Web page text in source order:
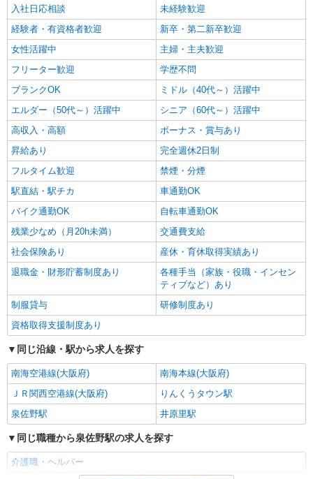
時給1550円〜2187円 ＜日払い有/週払い有/交
通費全支給(ガソリン代含む)＞
泉佐野市大西//泉佐野駅すぐ
キープ
派遣社員
株式会社kotrio /●OS-H2-2067051
泉佐野駅≫家庭的でこぢんまりしたグルホ＊家
事サポートなど
時給1550円〜2187円 ＜日払い有/週払い有/交
通費全支給(ガソリン代含む)＞
泉佐野市大西//泉佐野駅すぐ
キープ 詳細を見る
入社日応相談
未経験歓迎
経験者・有資格者歓迎
新卒・第二新卒歓迎
女性活躍中
主婦・主夫歓迎
フリーター歓迎
学歴不問
ブランクOK
ミドル（40代～）活躍中
エルダー（50代～）活躍中
シニア（60代～）活躍中
高収入・高額
ボーナス・賞与あり
昇給あり
完全週休2日制
フルタイム歓迎
禁煙・分煙
駅直結・駅チカ
車通勤OK
バイク通勤OK
自転車通勤OK
残業少なめ（月20h未満）
交通費支給
社会保険あり
産休・育休取得実績あり
退職金・財形貯蓄制度あり
各種手当（家族・役職・インセン
ティブなど）あり
制服貸与
研修制度あり
資格取得支援制度あり
同じ沿線・駅から求人を探す
南海空港線(大阪府)
南海本線(大阪府)
ＪＲ関西空港線(大阪府)
りんくうタウン駅
泉佐野駅
井原里駅
同じ職種から泉佐野駅の求人を探す
介護職・ヘルパー